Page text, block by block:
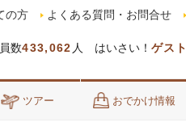
数433,062 人 はいさい！ ゲスト
の方 よくある質問・お問合せ
ツアー おでかけ情報